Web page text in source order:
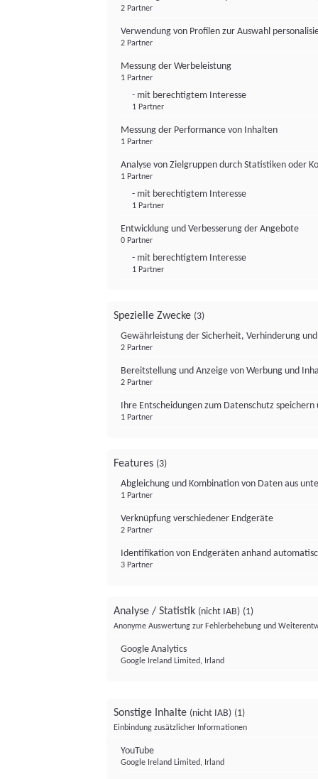
2 Partner
Verwendung von Profilen zur Auswahl
2 Partner
Messung der Werbeleistung
1 Partner
- mit berechtigtem Interesse
1 Partner
Messung der Performance von Inhalten
1 Partner
Analyse von Zielgruppen durch Statistiken oder
1 Partner
- mit berechtigtem Interesse
1 Partner
Entwicklung und Verbesserung der Angebote
0 Partner
- mit berechtigtem Interesse
1 Partner
Spezielle Zwecke (3)
Gewährleistung der Sicherheit, Verhinderung
2 Partner
Bereitstellung und Anzeige von Werbung und
2 Partner
Ihre Entscheidungen zum Datenschutz
1 Partner
Features (3)
Abgleichung und Kombination von Daten aus
1 Partner
Verknüpfung verschiedener Endgeräte
2 Partner
Identifikation von Endgeräten anhand
3 Partner
Analyse / Statistik (nicht IAB) (1)
Anonyme Auswertung zur Fehlerbehebung und
Google Analytics
Google Ireland Limited, Irland
Sonstige Inhalte (nicht IAB) (1)
Einbindung zusätzlicher Informationen
YouTube
Google Ireland Limited, Irland